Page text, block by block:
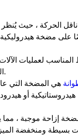
الحركة ، حيث يُنظر
على مضخة
لعمليات
الجزء المعين من النظام بأكمله هو بالفعل عنصر حاسم للاستخدام الجيد للآلات.
هي المضخة التي
أو
إزاحة موجبة ،
ومنخفضة